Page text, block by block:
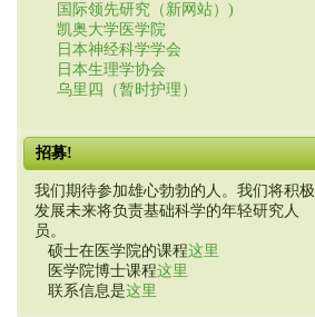
国际领先研究（新网站）)
凯奥大学医学院
日本神经科学学会
日本生理学协会
乌里四（暂时护理）
招募!
我们期待参加雄心勃勃的人。我们将积极
发展未来将负责基础科学的年轻研究人
员。
硕士在医学院的课程这里
医学院博士课程这里
联系信息是这里